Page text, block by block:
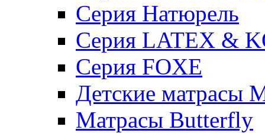
Серия Натюрель
Серия LATEX &
Серия FOXE
Детские матрасы
Матрасы Butterfly